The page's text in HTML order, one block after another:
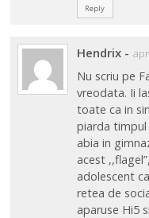
Reply
Hendrix -
Nu scriu pe
vreodata. Ii
toate ca in
piarda
abia in
acest
adolescent
retea de
aparuse Hi5